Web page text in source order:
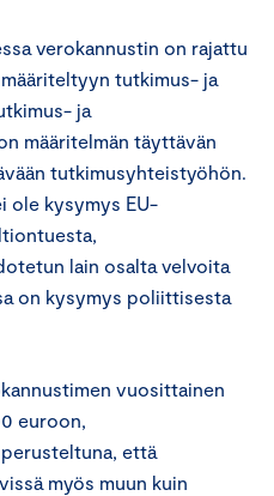
verokannustin on rajattu
tutkimus- ja
ja
määritelmän täyttävän
tutkimusyhteistyöhön.
ole kysymys EU-
lain osalta velvoita
on kysymys poliittisesta
vuosittainen
euroon,
että
myös muun kuin